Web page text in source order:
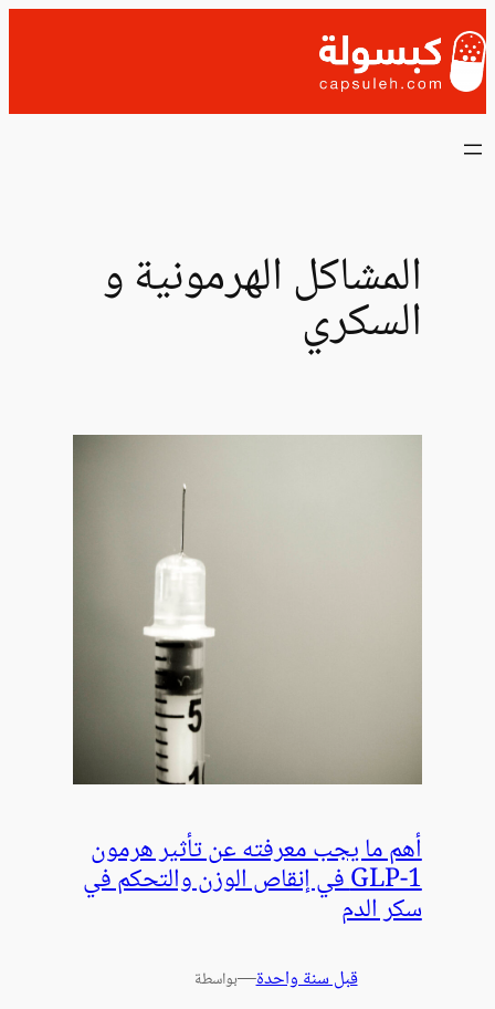
إلى
المحتوى
المشاكل الهرمونية و
السكري
أهم ما يجب معرفته عن تأثير هرمون
GLP-1 في إنقاص الوزن والتحكم في
سكر الدم
قبل سنة واحدة—بواسطة